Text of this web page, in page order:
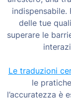
indispensabile.
delle tue
superare le
Le traduzioni
le
l’accuratezza è